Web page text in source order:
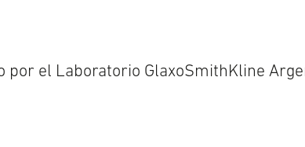
el Laboratorio GlaxoSmithKline